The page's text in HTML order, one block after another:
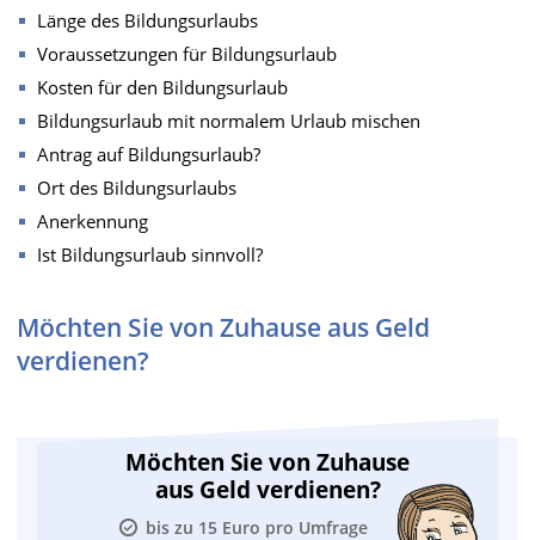
Länge des Bildungsurlaubs
Voraussetzungen für Bildungsurlaub
Kosten für den Bildungsurlaub
Bildungsurlaub mit normalem Urlaub mischen
Antrag auf Bildungsurlaub?
Ort des Bildungsurlaubs
Anerkennung
Ist Bildungsurlaub sinnvoll?
Möchten Sie von Zuhause aus Geld
verdienen?
Möchten Sie von Zuhause
aus Geld verdienen?
bis zu 15 Euro pro Umfrage